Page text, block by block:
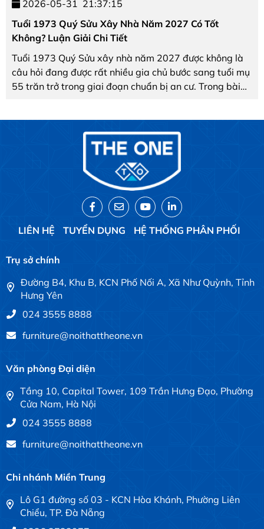
2026-05-31 21:37:15
Tuổi 1973 Quý Sửu Xây Nhà Năm 2027 Có Tốt
Không? Luận Giải Chi Tiết
Tuổi 1973 Quý Sửu xây nhà năm 2027 được không là
câu hỏi đang được rất nhiều gia chủ bước sang tuổi mụ
55 trăn trở trong giai đoạn chuẩn bị an cư. Trong bài
LIÊN HỆ TUYỂN DỤNG HỆ THỐNG PHÂN PHỐI
Trụ sở chính
Đường B4, Khu B, KCN Phố Nối A, Xã Như Quỳnh, Tỉnh
Hưng Yên
024 3555 8888
furniture@noithattheone.vn
Văn phòng Đại diện
Tầng 10, Capital Tower, 109 Trần Hưng Đạo, Phường
Cửa Nam, Hà Nội
024 3555 8888
furniture@noithattheone.vn
Chi nhánh Miền Trung
Lô G1 đường số 03 - KCN Hòa Khánh, Phường Liên
Chiểu, TP. Đà Nẵng